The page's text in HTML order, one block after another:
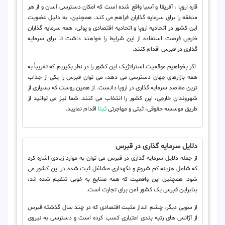
قاره اروپا ، آفریقا و آسیا واقع شده است که امکان دسترسی آسان و از هر
منطقه را برای سرمایه گذاران فراهم می کند. همچنین، به دلیل عضویت
این کشور در اتحادیه اروپا و اتحادیه اقتصادی و پولی، همه سرمایه گذاران
خارجی فرصت استفاده از این شرایط را خواهند داشت تا برای سرمایه
گذاری در قبرس اقدام کنند.
اگر بخواهیم موقعیت استراتژیک این کشور را در نظر بگیریم که تقریباً به
همه بازارهای جهان دسترسی می دهد، می توان قبرس را یکی از جذاب
ترین مقاصد سرمایه گذاری در اروپا دانست. از همین روست که بسیاری از
شهروندان خارجی، این کشور را انتخاب می کنند. شما نیز می توانید از
طریق موسسه حقوقی، ثبتی و مهاجرتیثبتا اقدام نمایید.
دلایل سرمایه گذاری در قبرس
از جمله دلایل سرمایه گذاری در قبرس می توان به موارد زیادی اشاره کرد
که شامل هزینه کم شروع و نگهداری مشاغل ثبت شده در این کشور می
شود. همچنین این واقعیت که همه صنایع به خوبی تنظیم شده اند،
بنابراین قبرس یک کشور امن برای تجارت است.
از سویی دیگر، چشم انداز مثبت اقتصادی که در چند سال گذشته قبرس
از آژانس های رتبه بندی اعتباری کسب کرده است و دسترسی به نیروی